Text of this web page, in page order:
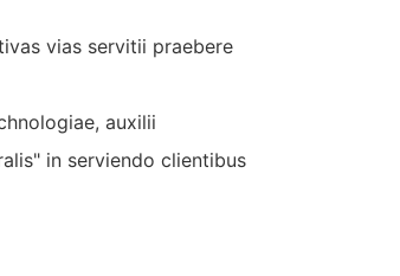
vias servitii praebere
auxilii
in serviendo clientibus